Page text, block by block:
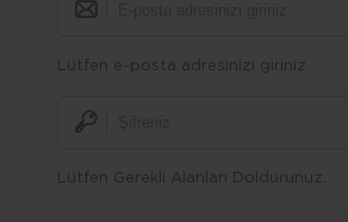
Lütfen e-posta adresinizi giriniz
Lütfen Gerekli Alanları Doldurunuz.